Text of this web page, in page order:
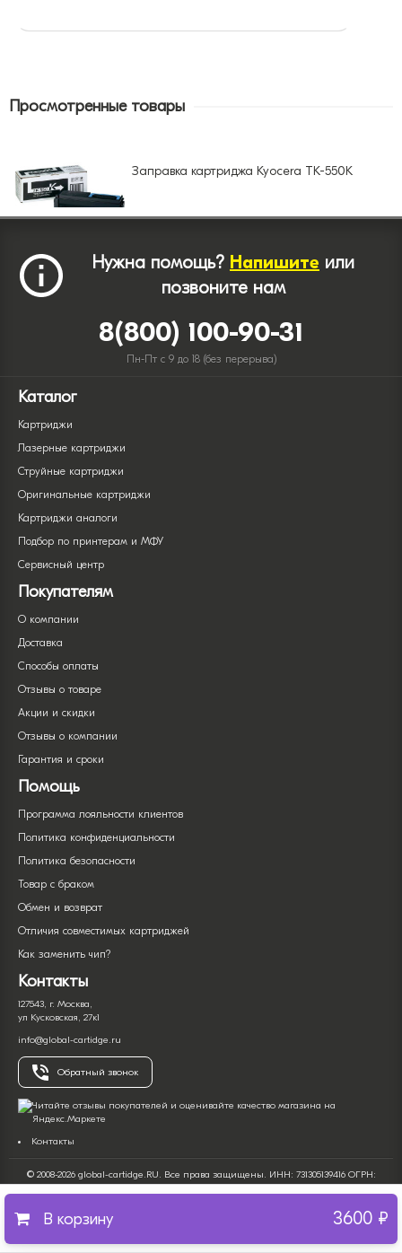
3600 ₽
В корзину
Просмотренные товары
Заправка картриджа Kyocera TK-550K
Нужна помощь? Напишите или
позвоните нам
8(800) 100-90-31
Пн-Пт с 9 до 18 (без перерыва)
Каталог
Картриджи
Лазерные картриджи
Струйные картриджи
Оригинальные картриджи
Картриджи аналоги
Подбор по принтерам и МФУ
Сервисный центр
Покупателям
О компании
Доставка
Способы оплаты
Отзывы о товаре
Акции и скидки
Отзывы о компании
Гарантия и сроки
Помощь
Программа лояльности клиентов
Политика конфиденциальности
Политика безопасности
Товар с браком
Обмен и возврат
Отличия совместимых картриджей
Как заменить чип?
Контакты
127543, г. Москва,
ул Кусковская, 27к1
info@global-cartidge.ru
Обратный звонок
Контакты
© 2008-2026 global-cartidge.RU. Все права защищены. ИНН: 731305139416 ОГРН:
322732500017266. Интернет-магазин продажи расходных материалов для оргтехники
Все имена и торговые марки являются собственностью их владельцев и
используются только с целью описания продукта. Вся информация на сайте носит
справочный характер и ни при каких условиях не является публичной офертой,